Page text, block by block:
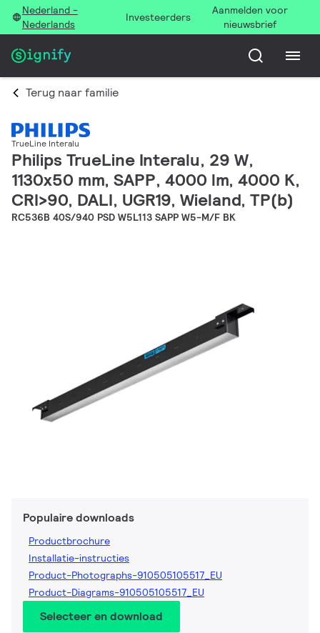
Nederland -
Nederlands
Investeerders
Aanmelden voor
nieuwsbrief
Terug naar familie
TrueLine Interalu
Philips TrueLine Interalu, 29 W,
1130x50 mm, SAPP, 4000 lm, 4000 K,
CRI>90, DALI, UGR19, Wieland, TP(b)
RC536B 40S/940 PSD W5L113 SAPP W5-M/F BK
Populaire downloads
Productbrochure
Installatie-instructies
Product-Photographs-910505105517_EU
Product-Diagrams-910505105517_EU
Selecteer en download